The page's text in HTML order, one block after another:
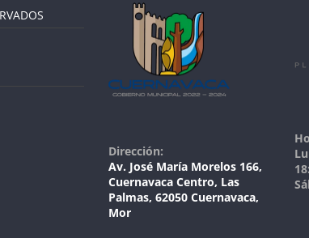
Dirección:
Av. José María Morelos 166,
Cuernavaca Centro, Las
Palmas, 62050 Cuernavaca,
Mor